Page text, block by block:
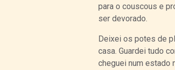
para o couscous e
ser devorado.
Deixei os potes de
casa. Guardei tudo
cheguei num estado